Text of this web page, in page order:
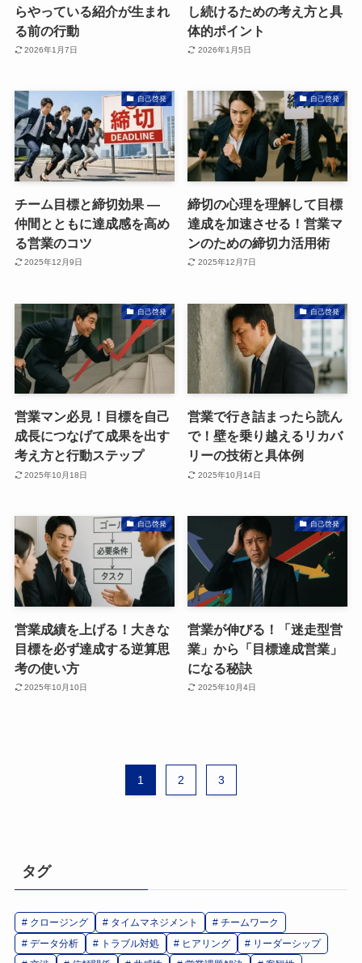
らやっている紹介が生まれ
る前の行動
2026年1月7日
し続けるための考え方と具
体的ポイント
2026年1月5日
自己啓発
チーム目標と締切効果 ―
仲間とともに達成感を高め
る営業のコツ
2025年12月9日
自己啓発
締切の心理を理解して目標
達成を加速させる！営業マ
ンのための締切力活用術
2025年12月7日
自己啓発
営業マン必見！目標を自己
成長につなげて成果を出す
考え方と行動ステップ
2025年10月18日
自己啓発
営業で行き詰まったら読ん
で！壁を乗り越えるリカバ
リーの技術と具体例
2025年10月14日
自己啓発
営業成績を上げる！大きな
目標を必ず達成する逆算思
考の使い方
2025年10月10日
自己啓発
営業が伸びる！「迷走型営
業」から「目標達成営業」
になる秘訣
2025年10月4日
1 2 3
タグ
クロージング タイムマネジメント
チームワーク
データ分析
トラブル対処 ヒアリング
リーダーシップ